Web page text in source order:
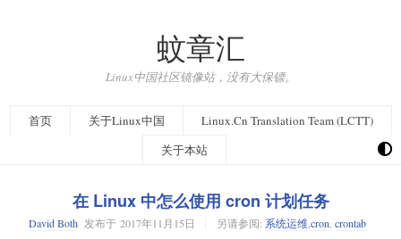
蚊章汇
Linux中国社区镜像站，没有大保镖。
首页 关于Linux中国
Linux.Cn Translation Team (LCTT)
关于本站
在 Linux 中怎么使用 cron 计划任务
David Both发布于 2017年11月15日 另请参阅: 系统运维,cron crontab